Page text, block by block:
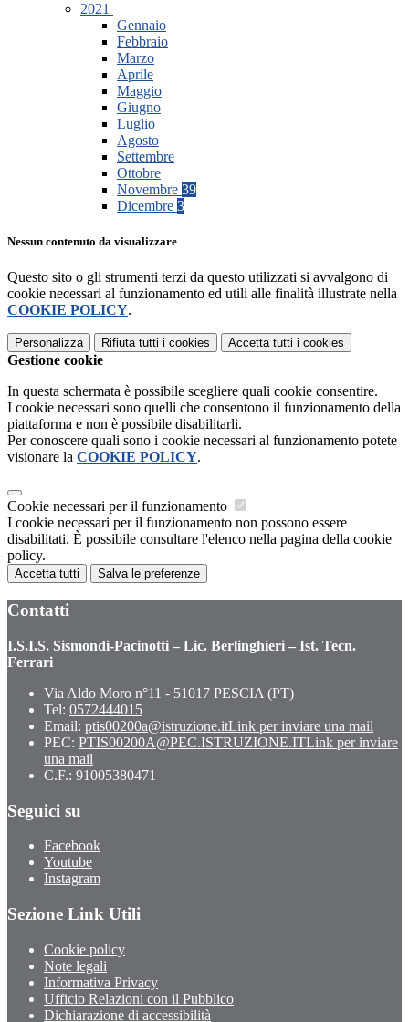
2021
Gennaio
Febbraio
Marzo
Aprile
Maggio
Giugno
Luglio
Agosto
Settembre
Ottobre
Novembre 39
Dicembre 3
Nessun contenuto da visualizzare
Questo sito o gli strumenti terzi da questo utilizzati si avvalgono di
cookie necessari al funzionamento ed utili alle finalità illustrate nella
COOKIE POLICY.
Personalizza Rifiuta tutti i cookies Accetta tutti i cookies
Gestione cookie
In questa schermata è possibile scegliere quali cookie consentire.
I cookie necessari sono quelli che consentono il funzionamento della
piattaforma e non è possibile disabilitarli.
Per conoscere quali sono i cookie necessari al funzionamento potete
visionare la COOKIE POLICY.
Cookie necessari per il funzionamento
I cookie necessari per il funzionamento non possono essere
disabilitati. È possibile consultare l'elenco nella pagina della cookie
policy.
Accetta tutti Salva le preferenze
Contatti
I.S.I.S. Sismondi-Pacinotti – Lic. Berlinghieri – Ist. Tecn.
Ferrari
Via Aldo Moro n°11 - 51017 PESCIA (PT)
Tel: 0572444015
Email: ptis00200a@istruzione.itLink per inviare una mail
PEC: PTIS00200A@PEC.ISTRUZIONE.ITLink per inviare
una mail
C.F.: 91005380471
Seguici su
Facebook
Youtube
Instagram
Sezione Link Utili
Cookie policy
Note legali
Informativa Privacy
Ufficio Relazioni con il Pubblico
Dichiarazione di accessibilità